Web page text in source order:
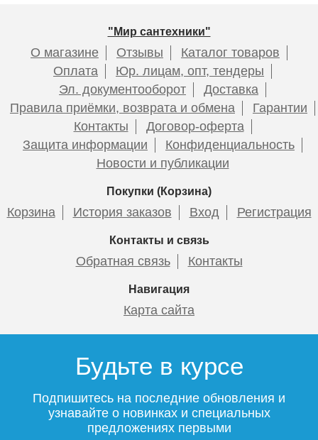
Смеситель для раковины
ESKO Kaliningrad KG26
10 995
Подробнее
Подробнее Подробнее
Подробнее Подробнее
Смеситель HAIBA HB5518-5
c гигиенической лейкой
Подробнее
Смеситель HAIBA HB5518-7
c гигиенической лейкой
Подробнее
Подробнее"Мир сантехники"
О магазине Отзывы
Каталог товаров
Оплата
Юр. лицам, опт, тендеры
Эл. документооборот
Доставка
Правила приёмки, возврата и обмена
Гарантии
Контакты
Договор-оферта
Защита информации
Конфиденциальность
Новости и публикации
Покупки (Корзина)
Корзина История заказов Вход Регистрация
Контакты и связь
Обратная связь Контакты
Навигация
Карта сайта
Будьте в курсе
Подпишитесь на последние обновления и
узнавайте о новинках и специальных
предложениях первыми